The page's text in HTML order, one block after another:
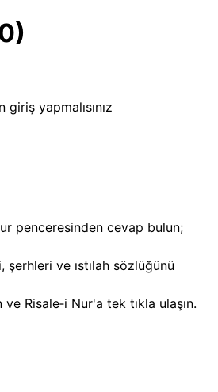
yapmalısınız
penceresinden cevap bulun;
şerhleri ve ıstılah sözlüğünü
ve Risale‑i Nur'a tek tıkla ulaşın.
HesabıHesabı